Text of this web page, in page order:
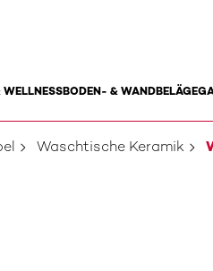
WELLNESSBODEN- & WANDBELÄGE
Waschtische Keramik